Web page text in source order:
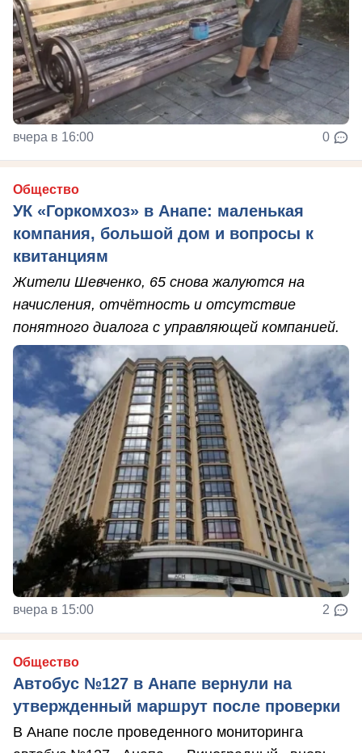
вчера в 16:00 0
Общество
УК «Горкомхоз» в Анапе: маленькая
компания, большой дом и вопросы к
квитанциям
Жители Шевченко, 65 снова жалуются на
начисления, отчётность и отсутствие
понятного диалога с управляющей компанией.
вчера в 15:00 2
Общество
Автобус №127 в Анапе вернули на
утвержденный маршрут после проверки
В Анапе после проведенного мониторинга